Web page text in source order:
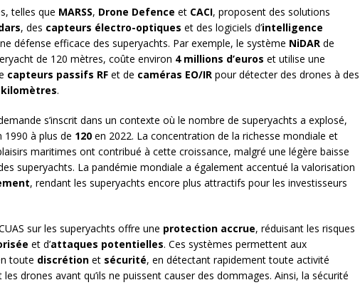
telles que MARSS, Drone Defence et CACI, proposent des solutions
, des capteurs électro-optiques et des logiciels d’intelligence
défense efficace des superyachts. Par exemple, le système NiDAR de
de 120 mètres, coûte environ 4 millions d’euros et utilise une
capteurs passifs RF et de caméras EO/IR pour détecter des drones à des
kilomètres.
s’inscrit dans un contexte où le nombre de superyachts a explosé,
1990 à plus de 120 en 2022. La concentration de la richesse mondiale et
maritimes ont contribué à cette croissance, malgré une légère baisse
superyachts. La pandémie mondiale a également accentué la valorisation
, rendant les superyachts encore plus attractifs pour les investisseurs
sur les superyachts offre une protection accrue, réduisant les risques
et d’attaques potentielles. Ces systèmes permettent aux
toute discrétion et sécurité, en détectant rapidement toute activité
drones avant qu’ils ne puissent causer des dommages. Ainsi, la sécurité